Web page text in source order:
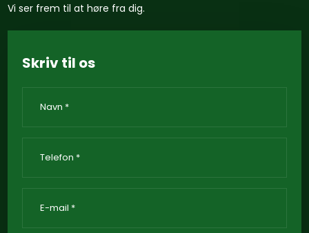
Vi ser frem til at høre fra dig.
Skriv til os